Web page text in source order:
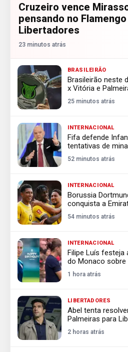
Cruzeiro vence
pensando no
Libertadores
23 minutos atrás
BRASILEIRÃO
Brasileirão neste
x Vitória e
25 minutos atrás
INTERNACIONAL
Fifa defende
tentativas de
52 minutos atrás
INTERNACIONAL
Borussia
conquista a
54 minutos atrás
INTERNACIONAL
Filipe Luís festeja
do Monaco sobre
1 hora atrás
LIBERTADORES
Abel tenta
Palmeiras para
2 horas atrás